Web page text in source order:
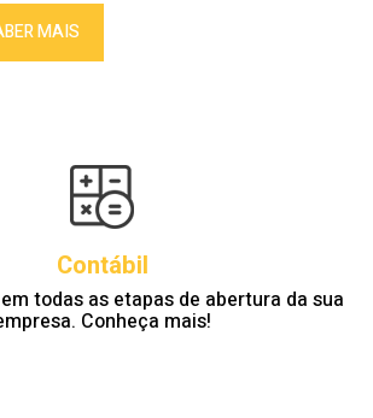
MAIS
Contábil
todas as etapas de abertura da sua
Conheça mais!